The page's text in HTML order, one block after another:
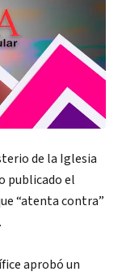
de la Iglesia
publicado el
“atenta contra”
aprobó un